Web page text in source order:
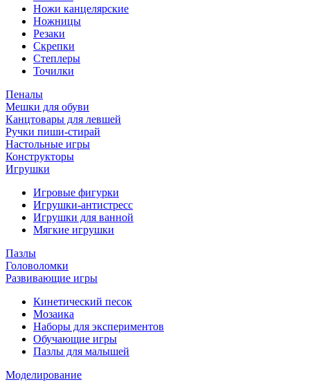
Ножи канцелярские
Ножницы
Резаки
Скрепки
Степлеры
Точилки
Пеналы
Мешки для обуви
Канцтовары для левшей
Ручки пиши-стирай
Настольные игры
Конструкторы
Игрушки
Игровые фигурки
Игрушки-антистресс
Игрушки для ванной
Мягкие игрушки
Пазлы
Головоломки
Развивающие игры
Кинетический песок
Мозаика
Наборы для экспериментов
Обучающие игры
Пазлы для малышей
Моделирование